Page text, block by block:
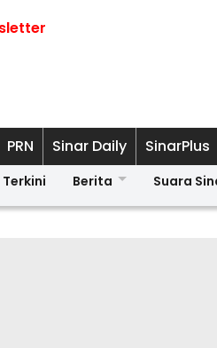
PRN Sinar Daily SinarPlus
Terkini Berita Suara